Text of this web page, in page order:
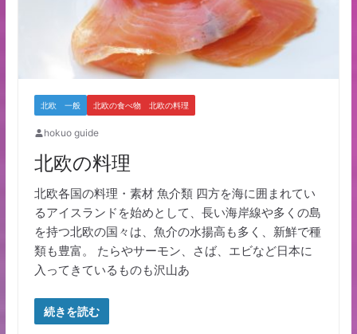
北欧 一般 北欧の食べ物 北欧の料理
hokuo guide
北欧の料理
北欧各国の料理・素材 魚介類 四方を海に囲まれてい
るアイスランドを始めとして、長い海岸線や多くの島
を持つ北欧の国々は、魚介の水揚高も多く、新鮮で種
類も豊富。 たらやサーモン、さば、エビなど日本に
入ってきているものも沢山あ
続きを読む